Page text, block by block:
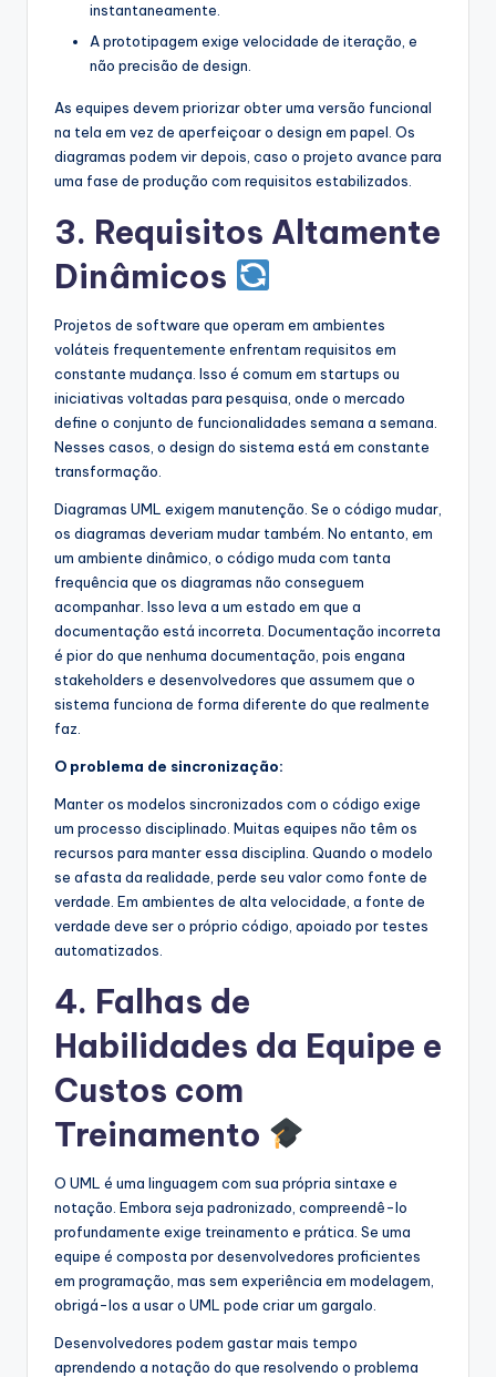
instantaneamente.
A prototipagem exige velocidade de iteração, e
não precisão de design.
As equipes devem priorizar obter uma versão funcional
na tela em vez de aperfeiçoar o design em papel. Os
diagramas podem vir depois, caso o projeto avance para
uma fase de produção com requisitos estabilizados.
3. Requisitos Altamente
Dinâmicos
Projetos de software que operam em ambientes
voláteis frequentemente enfrentam requisitos em
constante mudança. Isso é comum em startups ou
iniciativas voltadas para pesquisa, onde o mercado
define o conjunto de funcionalidades semana a semana.
Nesses casos, o design do sistema está em constante
transformação.
Diagramas UML exigem manutenção. Se o código mudar,
os diagramas deveriam mudar também. No entanto, em
um ambiente dinâmico, o código muda com tanta
frequência que os diagramas não conseguem
acompanhar. Isso leva a um estado em que a
documentação está incorreta. Documentação incorreta
é pior do que nenhuma documentação, pois engana
stakeholders e desenvolvedores que assumem que o
sistema funciona de forma diferente do que realmente
faz.
O problema de sincronização:
Manter os modelos sincronizados com o código exige
um processo disciplinado. Muitas equipes não têm os
recursos para manter essa disciplina. Quando o modelo
se afasta da realidade, perde seu valor como fonte de
verdade. Em ambientes de alta velocidade, a fonte de
verdade deve ser o próprio código, apoiado por testes
automatizados.
4. Falhas de
Habilidades da Equipe e
Custos com
Treinamento
O UML é uma linguagem com sua própria sintaxe e
notação. Embora seja padronizado, compreendê-lo
profundamente exige treinamento e prática. Se uma
equipe é composta por desenvolvedores proficientes
em programação, mas sem experiência em modelagem,
obrigá-los a usar o UML pode criar um gargalo.
Desenvolvedores podem gastar mais tempo
aprendendo a notação do que resolvendo o problema